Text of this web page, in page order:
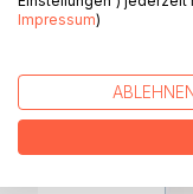
Impressum)